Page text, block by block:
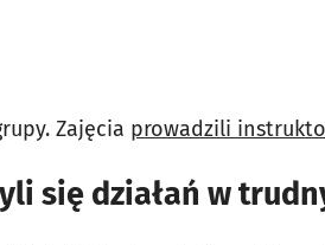
Zajęcia prowadzili
się działań w